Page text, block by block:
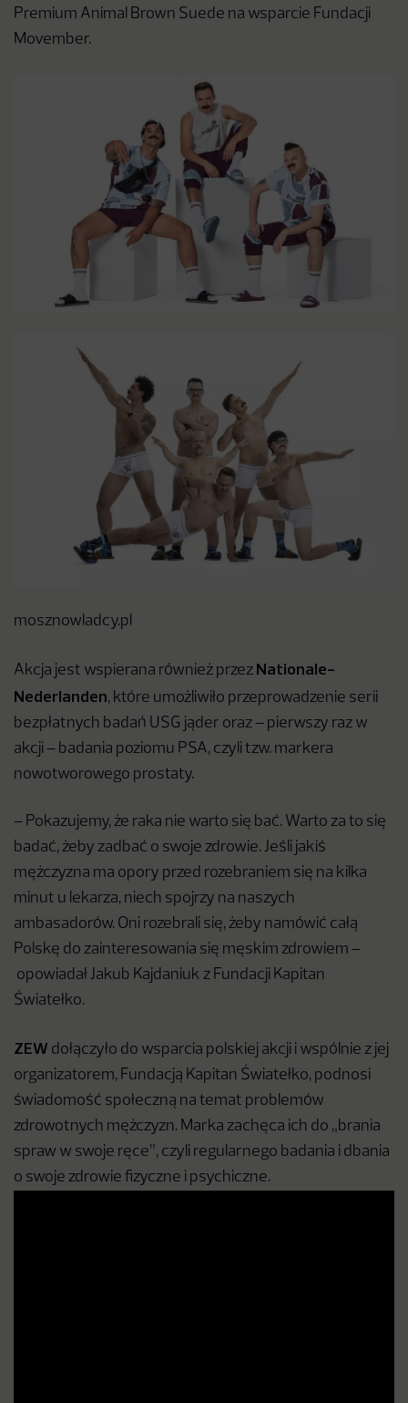
Premium Animal Brown Suede na wsparcie Fundacji
Movember.
mosznowladcy.pl
Akcja jest wspierana również przez Nationale-
Nederlanden, które umożliwiło przeprowadzenie serii
bezpłatnych badań USG jąder oraz – pierwszy raz w
akcji – badania poziomu PSA, czyli tzw. markera
nowotworowego prostaty.
– Pokazujemy, że raka nie warto się bać. Warto za to się
badać, żeby zadbać o swoje zdrowie. Jeśli jakiś
mężczyzna ma opory przed rozebraniem się na kilka
minut u lekarza, niech spojrzy na naszych
ambasadorów. Oni rozebrali się, żeby namówić całą
Polskę do zainteresowania się męskim zdrowiem –
opowiadał Jakub Kajdaniuk z Fundacji Kapitan
Światełko.
ZEW dołączyło do wsparcia polskiej akcji i wspólnie z jej
organizatorem, Fundacją Kapitan Światełko, podnosi
świadomość społeczną na temat problemów
zdrowotnych mężczyzn. Marka zachęca ich do „brania
spraw w swoje ręce”, czyli regularnego badania i dbania
o swoje zdrowie fizyczne i psychiczne.